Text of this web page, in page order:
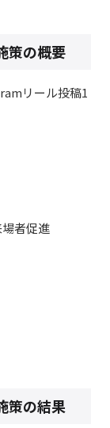
策の概要
リール投稿1
者促進
策の結果